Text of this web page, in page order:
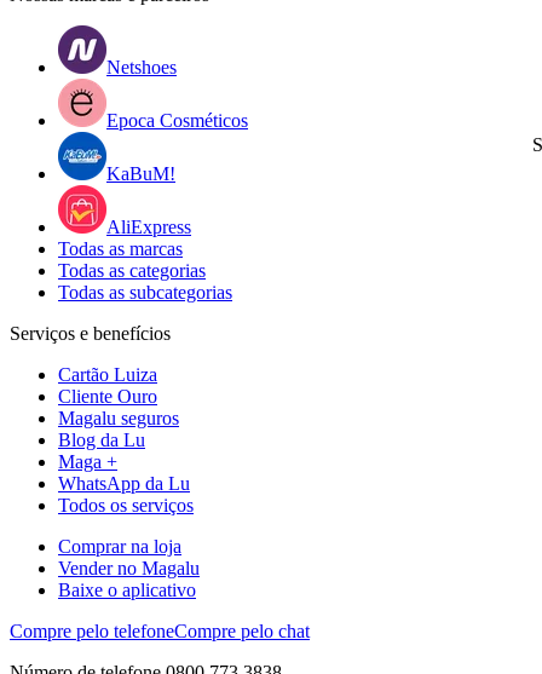
Netshoes
Epoca Cosméticos
KaBuM!
AliExpress
Todas as marcas
Todas as categorias
Todas as subcategorias
Serviços e benefícios
Cartão Luiza
Cliente Ouro
Magalu seguros
Blog da Lu
Maga +
WhatsApp da Lu
Todos os serviços
Comprar na loja
Vender no Magalu
Baixe o aplicativo
Compre pelo telefoneCompre pelo chat